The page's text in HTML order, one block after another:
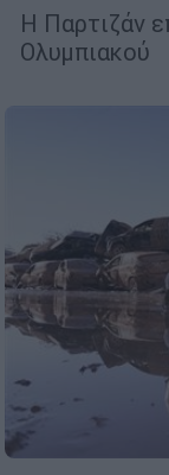
Η Παρτιζάν
Ολυμπιακού